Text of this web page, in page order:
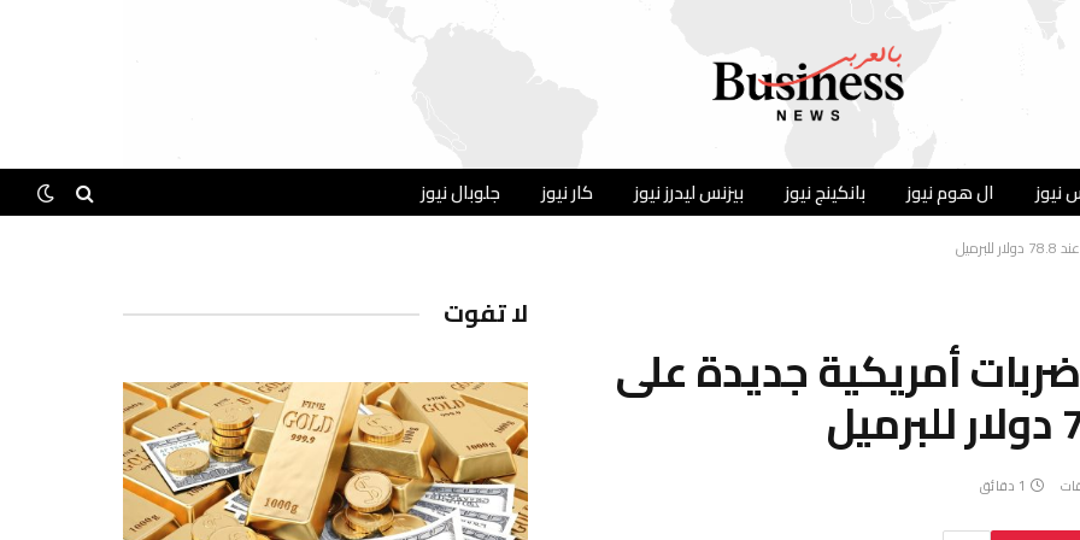
نيوز ال هوم نيوز بانكينج نيوز بيزنس ليدرز نيوز كار نيوز جلوبال نيوز
أمريكية جديدة على
1 دقائق
لا تفوت